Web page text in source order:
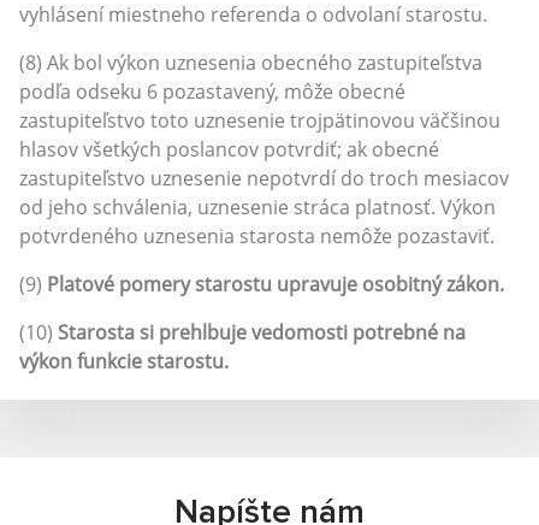
vyhlásení miestneho referenda o odvolaní starostu.
(8) Ak bol výkon uznesenia obecného zastupiteľstva
podľa odseku 6 pozastavený, môže obecné
zastupiteľstvo toto uznesenie trojpätinovou väčšinou
hlasov všetkých poslancov potvrdiť; ak obecné
zastupiteľstvo uznesenie nepotvrdí do troch mesiacov
od jeho schválenia, uznesenie stráca platnosť. Výkon
potvrdeného uznesenia starosta nemôže pozastaviť.
(9) Platové pomery starostu upravuje osobitný zákon.
(10) Starosta si prehlbuje vedomosti potrebné na
výkon funkcie starostu.
Napíšte nám